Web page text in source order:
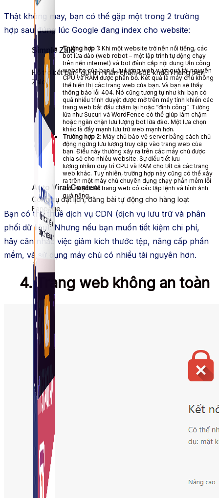
Auto Viral Content
Công cụ đặt lịch, đăng bài tự động cho hàng loạt
Fanpage.
Simple Zalo
Hỗ trợ kết bạn, gửi tin nhắn chăm sóc khách hàng trên
Zalo.
Auto Viral Content
Công cụ đặt lịch, đăng bài tự động cho hàng loạt
Fanpage.
Thật không may, bạn có thể gặp một trong 2 trường
hợp sau đúng lúc Google đang index cho website:
Trường hợp 1: Khi một website trở nên nổi tiếng, các
bot lừa đảo (web robot – một lập trình tự động chạy
trên nền internet) và bot đánh cắp nội dung tấn công
website của bạn. Lưu lượng web vượt quá tài nguyên
CPU và RAM được phân bổ. Kết quả là máy chủ không
thể hiển thị các trang web của bạn. Và bạn sẽ thấy
thông báo lỗi 404. Nó cũng tương tự như khi bạn có
quá nhiều trình duyệt được mở trên máy tính khiến các
trang web bắt đầu chậm lại hoặc “đình công”. Tường
lửa như Sucuri và WordFence có thể giúp làm chậm
hoặc ngăn chặn lưu lượng bot lừa đảo. Một lựa chọn
khác là đẩy mạnh lưu trữ web mạnh hơn.
Trường hợp 2: Máy chủ bảo vệ server bằng cách chủ
động ngừng lưu lượng truy cập vào trang web của
bạn. Điều này thường xảy ra trên các máy chủ được
chia sẻ cho nhiều website. Sự điều tiết lưu
lượng nhằm duy trì CPU và RAM cho tất cả các trang
web khác. Tuy nhiên, trường hợp này cũng có thể xảy
ra trên một máy chủ chuyên dụng chạy phần mềm lỗi
thời hoặc các trang web có các tập lệnh và hình ảnh
quá nặng.
Bạn có thể thuê dịch vụ CDN (dịch vụ lưu trữ và phân
phối dữ liệu). Nhưng nếu bạn muốn tiết kiệm chi phí,
hãy cân nhắc việc giảm kích thước tệp, nâng cấp phần
mềm, và sử dụng máy chủ có nhiều tài nguyên hơn.
4. Trang web không an toàn